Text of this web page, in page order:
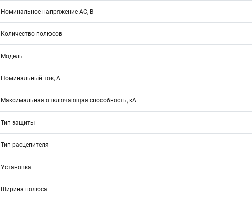
Номинальное напряжение АС, В
Количество полюсов
Модель
Номинальный ток, А
Максимальная отключающая способность, кА
Тип защиты
Тип расцепителя
Установка
Ширина полюса